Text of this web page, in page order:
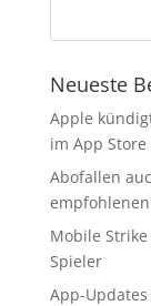
Neueste
Apple
im App Store
Abofallen
Mobile
Spieler
App-